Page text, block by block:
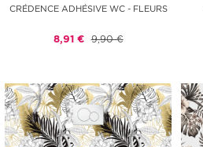
CRÉDENCE ADHÉSIVE WC - FLEURS
8,91 € 9,90 €